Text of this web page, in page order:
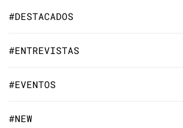
#DESTACADOS
#ENTREVISTAS
#EVENTOS
#NEW